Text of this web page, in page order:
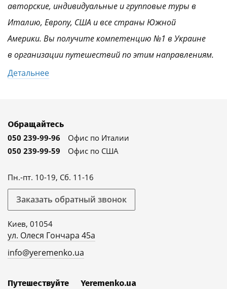
авторские, индивидуальные и групповые туры в
Италию, Европу, США и все страны Южной
Америки. Вы получите компетенцию №1 в Украине
в организации путешествий по этим направлениям.
Детальнее
Обращайтесь
050 239-99-96
Офис по Италии
050 239-99-59
Офис по США
Пн.-пт. 10-19, Сб. 11-16
Заказать обратный звонок
Киев, 01054
ул. Олеся Гончара 45а
info@yeremenko.ua
Путешествуйте Yeremenko.ua